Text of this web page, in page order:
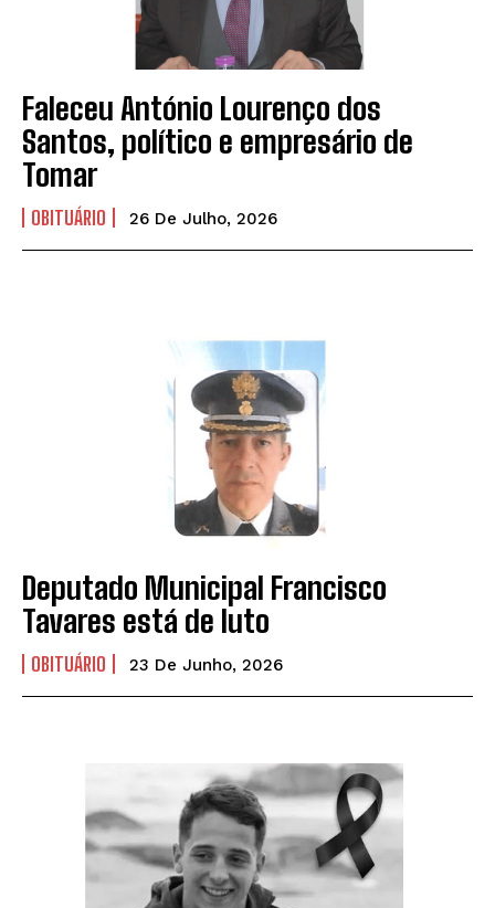
Faleceu António Lourenço dos
Santos, político e empresário de
Tomar
OBITUÁRIO 26 De Julho, 2026
Deputado Municipal Francisco
Tavares está de luto
OBITUÁRIO 23 De Junho, 2026